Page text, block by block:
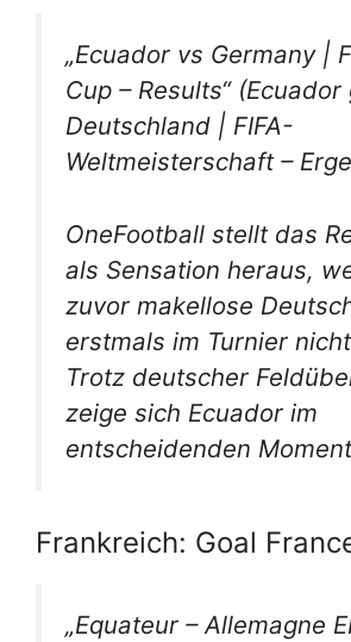
„Ecuador vs Germany |
Cup – Results“(Ecuador
Deutschland | FIFA-
Weltmeisterschaft –
OneFootball stellt das
als Sensation heraus,
zuvor makellose
erstmals im Turnier
Trotz deutscher
zeige sich Ecuador im
entscheidenden
Frankreich: Goal
„Equateur – Allemagne